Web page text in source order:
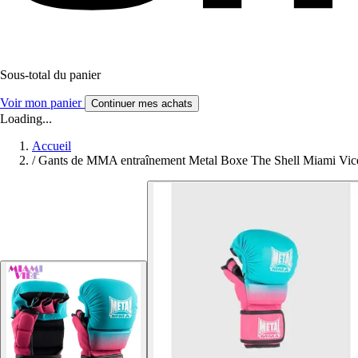
Sous-total du panier
Voir mon panier Continuer mes achats
Loading...
Accueil
/ Gants de MMA entraînement Metal Boxe The Shell Miami